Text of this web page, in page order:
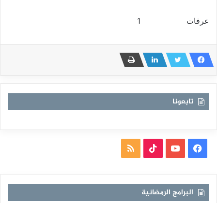
عرفات 1
تابعونا
فيسبوكيوتيوب TikTokملخص
RSS
البرامج الرمضانية